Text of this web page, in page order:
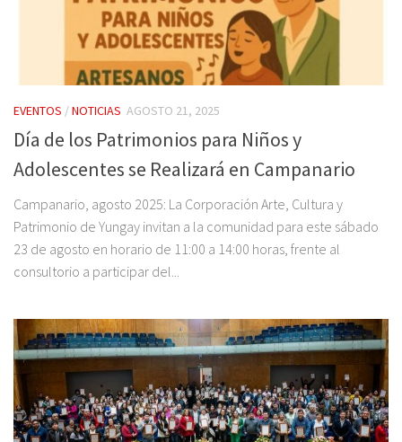
EVENTOS /NOTICIAS AGOSTO 21, 2025
Día de los Patrimonios para Niños y
Adolescentes se Realizará en Campanario
Campanario, agosto 2025: La Corporación Arte, Cultura y
Patrimonio de Yungay invitan a la comunidad para este sábado
23 de agosto en horario de 11:00 a 14:00 horas, frente al
consultorio a participar del...